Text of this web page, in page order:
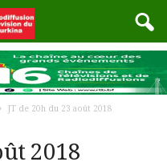
JT de 20h du 23 août 2018
2018